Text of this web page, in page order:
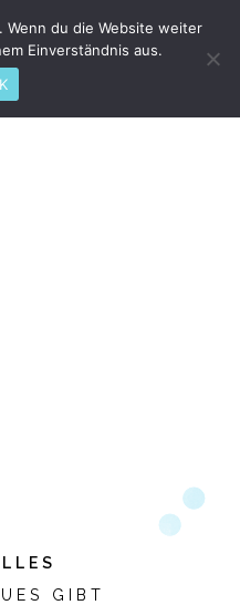
GIBT
Wenn du die Website weiter
Einverständnis aus.